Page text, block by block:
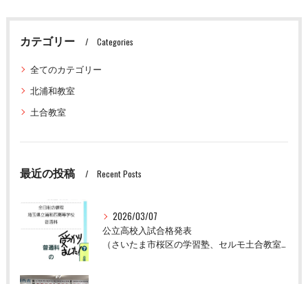
カテゴリー Categories
全てのカテゴリー
北浦和教室
土合教室
最近の投稿 Recent Posts
2026/03/07
公立高校入試合格発表
（さいたま市桜区の学習塾、セルモ土合教室）